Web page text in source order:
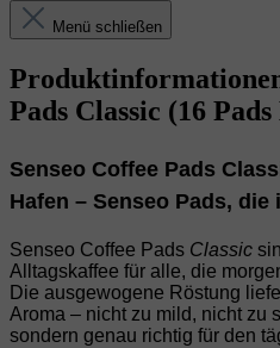
Menü schließen
Pads Classic (16
Senseo Coffee Pads
Hafen – Senseo Pads, die
Senseo Coffee Pads Classic
Alltagskaffee für alle, die
Die ausgewogene Röstung
Aroma – nicht zu mild, nicht zu
sondern genau richtig für den